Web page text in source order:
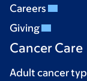
Careers
Giving
Cancer Care
Adult cancer